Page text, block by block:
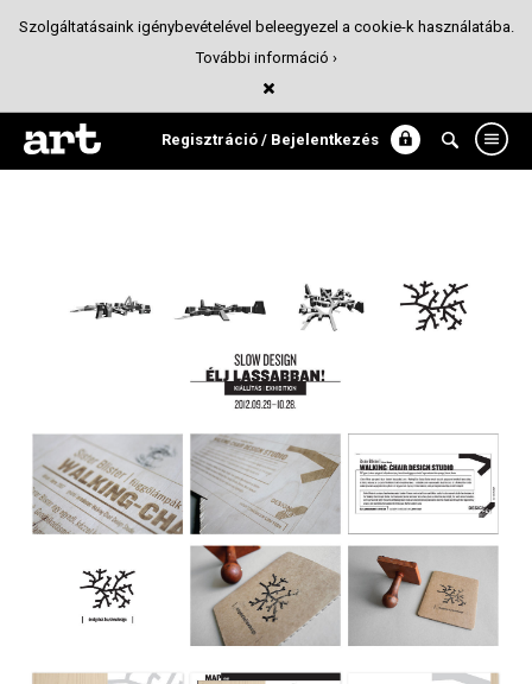
Regisztráció / Bejelentkezés
Slow Design - kiállítás arculat, 2012
Arculattervezés
Szolgáltatásaink igénybevételével beleegyezel a cookie-k használatába.
További információ ›